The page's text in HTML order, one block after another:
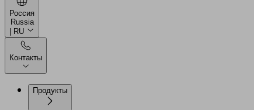
Россия
Russia
| RU
Контакты
Продукты